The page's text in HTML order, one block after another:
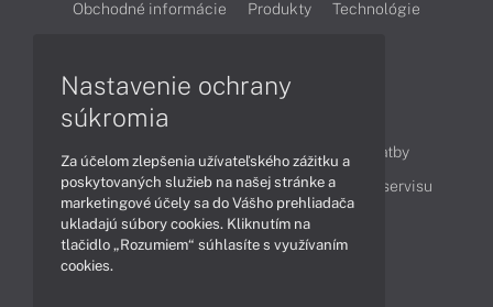
Obchodné informácie Produkty
Technológie
Ako nakupovať
Možnosti doručenia a platby
Podpora a servis
Servisné služby Cenník servisu
Kontakty
Nastavenie ochrany
súkromia
Za účelom zlepšenia užívateľského zážitku a
poskytovaných služieb na našej stránke a
marketingové účely sa do Vášho prehliadača
ukladajú súbory cookies. Kliknutím na
tlačidlo „Rozumiem“ súhlasíte s využívaním
cookies.